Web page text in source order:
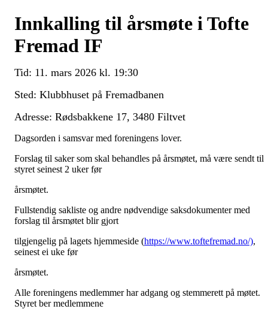
Innkalling til årsmøte i Tofte
Fremad IF
Tid: 11. mars 2026 kl. 19:30
Sted: Klubbhuset på Fremadbanen
Adresse: Rødsbakkene 17, 3480 Filtvet
Dagsorden i samsvar med foreningens lover.
Forslag til saker som skal behandles på årsmøtet, må være sendt til
styret seinest 2 uker før
årsmøtet.
Fullstendig sakliste og andre nødvendige saksdokumenter med
forslag til årsmøtet blir gjort
tilgjengelig på lagets hjemmeside (https://www.toftefremad.no/),
seinest ei uke før
årsmøtet.
Alle foreningens medlemmer har adgang og stemmerett på møtet.
Styret ber medlemmene